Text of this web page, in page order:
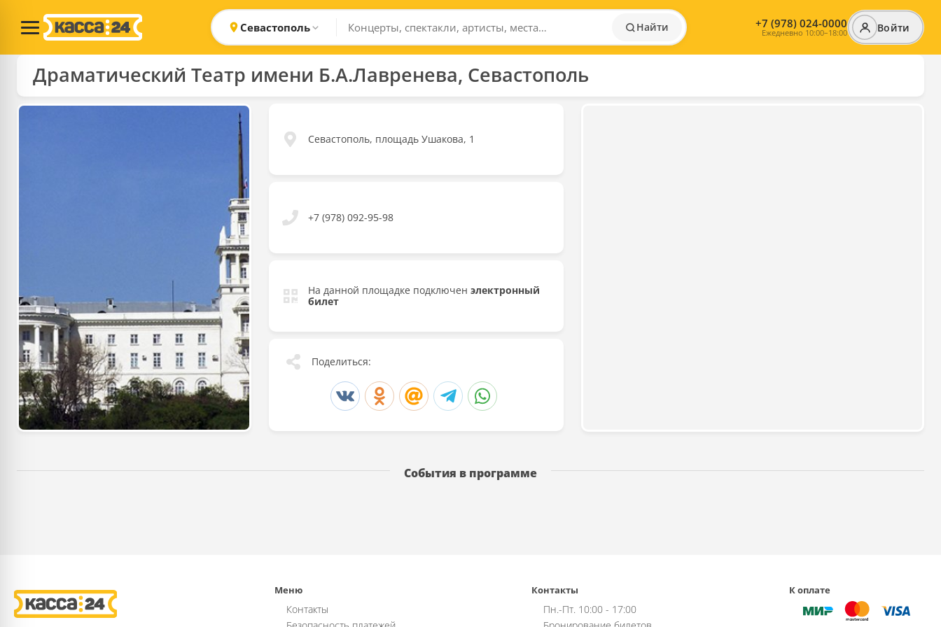
Севастополь Найти +7 (978) 024-0000
Ежедневно 10:00–18:00 Войти
Драматический Театр имени Б.А.Лавренева, Севастополь
Севастополь, площадь Ушакова, 1
+7 (978) 092-95-98
На данной площадке подключен электронный
билет
Поделиться:
События в программе
Меню
Контакты
Контакты
Пн.-Пт. 10:00 - 17:00
К оплате